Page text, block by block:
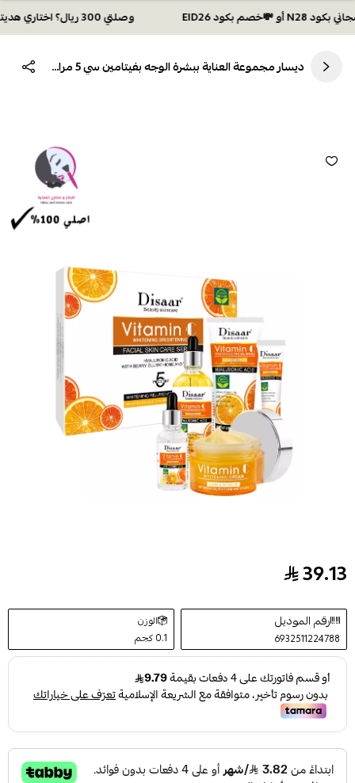
وصلتي 300 ريال؟ اختاري هديتك :🏍 شحن مجاني بكود N28 أو 💸خصم بكود EID26
ديسار مجموعة العناية ببشرة الوجه بفيتامين سي 5 مراحل
ديسار مجموعة العناية ببشرة الوجه بفيتامين سي 5 مراحل
39.13
رقم الموديل
6932511224788
الوزن
0.1 كجم